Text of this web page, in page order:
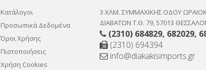
Κατάλογοι
Προσωπικά Δεδομένα
Όροι Χρήσης
Πιστοποιήσεις
Χρήση Cookies
3 ΧΛΜ. ΣΥΜΜΑΧΙΚΗΣ ΟΔΟΥ
ΔΙΑΒΑΤΩΝ Τ.Θ. 79, 57013
(2310) 684829, 682029,
(2310) 694394
info@diakakisimports.gr